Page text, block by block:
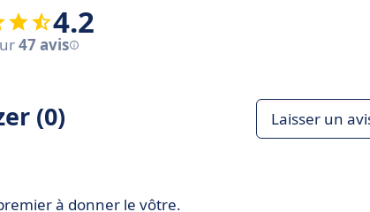
4.2
47 avis
(0) Laisser un
à donner le vôtre.